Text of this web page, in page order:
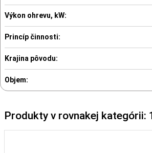
Výkon ohrevu, kW:
Princíp činnosti:
Krajina pôvodu:
Objem:
Produkty v rovnakej kategórii: